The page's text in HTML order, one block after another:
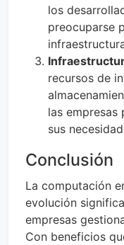
los
preocuparse
recursos de
las empresas
sus
Conclusión
La computación
evolución
empresas
Con beneficios